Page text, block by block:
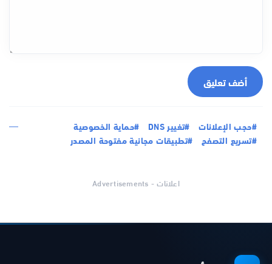
أضف تعليق
#حجب الإعلانات #تغيير DNS
#حماية الخصوصية
#تسريع التصفح
#تطبيقات مجانية مفتوحة المصدر
اعلانات - Advertisements